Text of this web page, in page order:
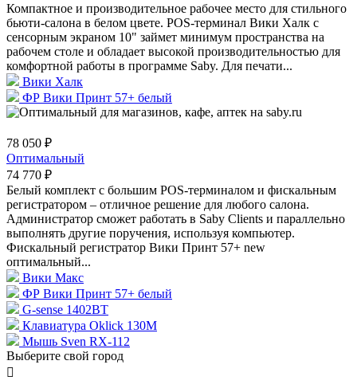
Компактное и производительное рабочее место для стильного
бьюти-салона в белом цвете. POS-терминал Вики Халк с
сенсорным экраном 10" займет минимум пространства на
рабочем столе и обладает высокой производительностью для
комфортной работы в программе Saby. Для печати...
Вики Халк
ФР Вики Принт 57+ белый
78 050 ₽
Оптимальный
74 770 ₽
Белый комплект c большим POS-терминалом и фискальным
регистратором – отличное решение для любого салона.
Администратор сможет работать в Saby Clients и параллельно
выполнять другие поручения, используя компьютер.
Фискальный регистратор Вики Принт 57+ new
оптимальный...
Вики Макс
ФР Вики Принт 57+ белый
G-sense 1402BT
Клавиатура Oklick 130M
Мышь Sven RX-112
Выберите свой город
